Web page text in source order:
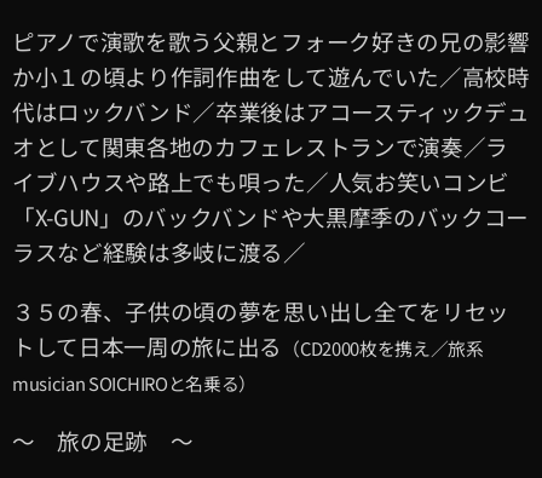
ピアノで演歌を歌う父親とフォーク好きの兄の影響
か小１の頃より作詞作曲をして遊んでいた／高校時
代はロックバンド／卒業後はアコースティックデュ
オとして関東各地のカフェレストランで演奏／ラ
イブハウスや路上でも唄った／人気お笑いコンビ
「X-GUN」のバックバンドや大黒摩季のバックコー
ラスなど経験は多岐に渡る／
３５の春、子供の頃の夢を思い出し全てをリセッ
トして日本一周の旅に出る
（CD2000枚を携え／旅系
musician SOICHIROと名乗る）
〜 旅の足跡 〜